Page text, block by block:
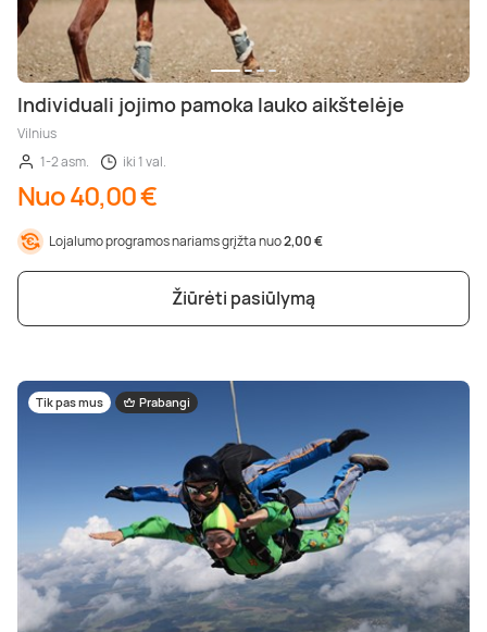
Individuali jojimo pamoka lauko aikštelėje
Vilnius
1-2 asm.
iki 1 val.
Nuo 40,00 €
Lojalumo programos nariams grįžta nuo2,00 €
Žiūrėti pasiūlymą
Tik pas mus Prabangi